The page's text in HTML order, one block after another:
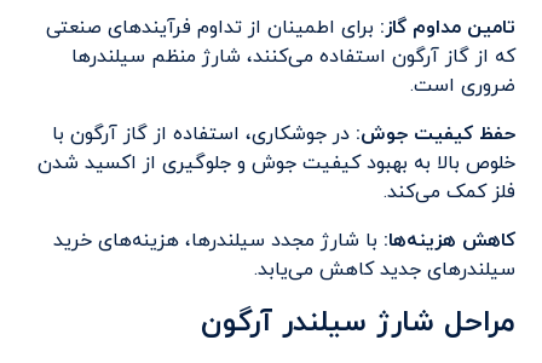
تامین مداوم گاز: برای اطمینان از تداوم فرآیندهای صنعتی
که از گاز آرگون استفاده می‌کنند، شارژ منظم سیلندرها
ضروری است.
حفظ کیفیت جوش: در جوشکاری، استفاده از گاز آرگون با
خلوص بالا به بهبود کیفیت جوش و جلوگیری از اکسید شدن
فلز کمک می‌کند.
کاهش هزینه‌ها: با شارژ مجدد سیلندرها، هزینه‌های خرید
سیلندرهای جدید کاهش می‌یابد.
مراحل شارژ سیلندر آرگون